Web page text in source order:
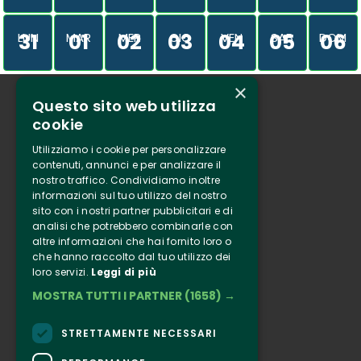
LUN
31 MAR
01 MER
02 GIO
03 VEN
04 SAB
05 DOM
06
Chi siamo
Tenuta Selvaggia
Contatti
Biglietteria
Clappit
Informazione
Seguici
Facebook
×
Questo sito web utilizza
cookie
Utilizziamo i cookie per personalizzare
contenuti, annunci e per analizzare il
nostro traffico. Condividiamo inoltre
informazioni sul tuo utilizzo del nostro
sito con i nostri partner pubblicitari e di
analisi che potrebbero combinarle con
altre informazioni che hai fornito loro o
che hanno raccolto dal tuo utilizzo dei
loro servizi. Leggi di più
MOSTRA TUTTI I PARTNER (1658) →
STRETTAMENTE NECESSARI